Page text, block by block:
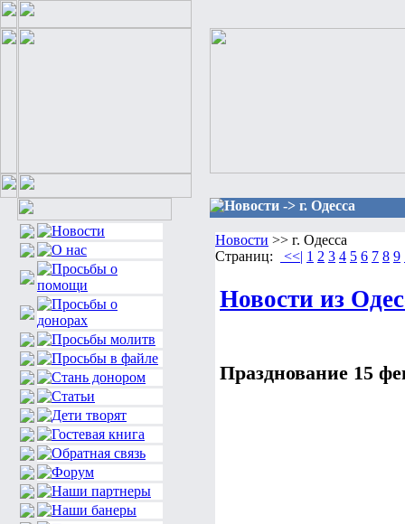
Новости -> г. Одесса
Новости >> г. Одесса
Страниц:
<<| 1 2 3 4 5 6 7 8 9
Новости из
Празднование 15